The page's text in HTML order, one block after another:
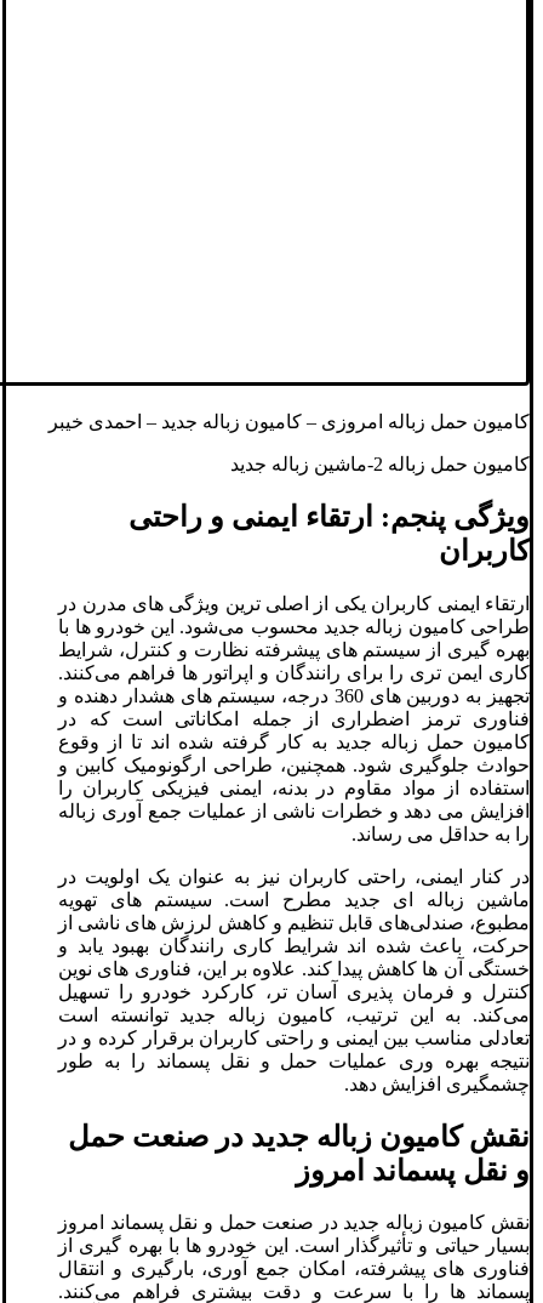
کامیون حمل زباله امروزی – کامیون زباله جدید – احمدی خیبر
کامیون حمل زباله 2-ماشین زباله جدید
ویژگی پنجم: ارتقاء ایمنی و راحتی
کاربران
ارتقاء ایمنی کاربران یکی از اصلی ‌ترین ویژگی ‌های مدرن در
طراحی کامیون زباله جدید محسوب می‌شود. این خودرو ها با
بهره‌ گیری از سیستم‌ های پیشرفته نظارت و کنترل، شرایط
کاری ایمن‌ تری را برای رانندگان و اپراتور ها فراهم می‌کنند.
تجهیز به دوربین‌ های 360 درجه، سیستم‌ های هشدار دهنده و
فناوری ترمز اضطراری از جمله امکاناتی است که در
کامیون حمل زباله جدید به کار گرفته شده‌ اند تا از وقوع
حوادث جلوگیری شود. همچنین، طراحی ارگونومیک کابین و
استفاده از مواد مقاوم در بدنه، ایمنی فیزیکی کاربران را
افزایش می‌ دهد و خطرات ناشی از عملیات جمع ‌آوری زباله
را به حداقل می‌ رساند.
در کنار ایمنی، راحتی کاربران نیز به عنوان یک اولویت در
ماشین زباله ‌ای جدید مطرح است. سیستم‌ های تهویه
مطبوع، صندلی‌های قابل تنظیم و کاهش لرزش‌ های ناشی از
حرکت، باعث شده‌ اند شرایط کاری رانندگان بهبود یابد و
خستگی آن‌ ها کاهش پیدا کند. علاوه بر این، فناوری ‌های نوین
کنترل و فرمان‌ پذیری آسان ‌تر، کارکرد خودرو را تسهیل
می‌کند. به این ترتیب، کامیون زباله جدید توانسته است
تعادلی مناسب بین ایمنی و راحتی کاربران برقرار کرده و در
نتیجه بهره ‌وری عملیات حمل و نقل پسماند را به طور
چشمگیری افزایش دهد.
نقش کامیون زباله جدید در صنعت حمل
و نقل پسماند امروز
نقش کامیون زباله جدید در صنعت حمل و نقل پسماند امروز
بسیار حیاتی و تأثیرگذار است. این خودرو ها با بهره ‌گیری از
فناوری ‌های پیشرفته، امکان جمع ‌آوری، بارگیری و انتقال
پسماند ها را با سرعت و دقت بیشتری فراهم می‌کنند.